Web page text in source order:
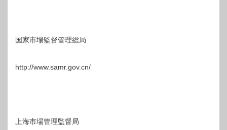
国家市場監督管理総局
http://www.samr.gov.cn/
上海市場管理監督局